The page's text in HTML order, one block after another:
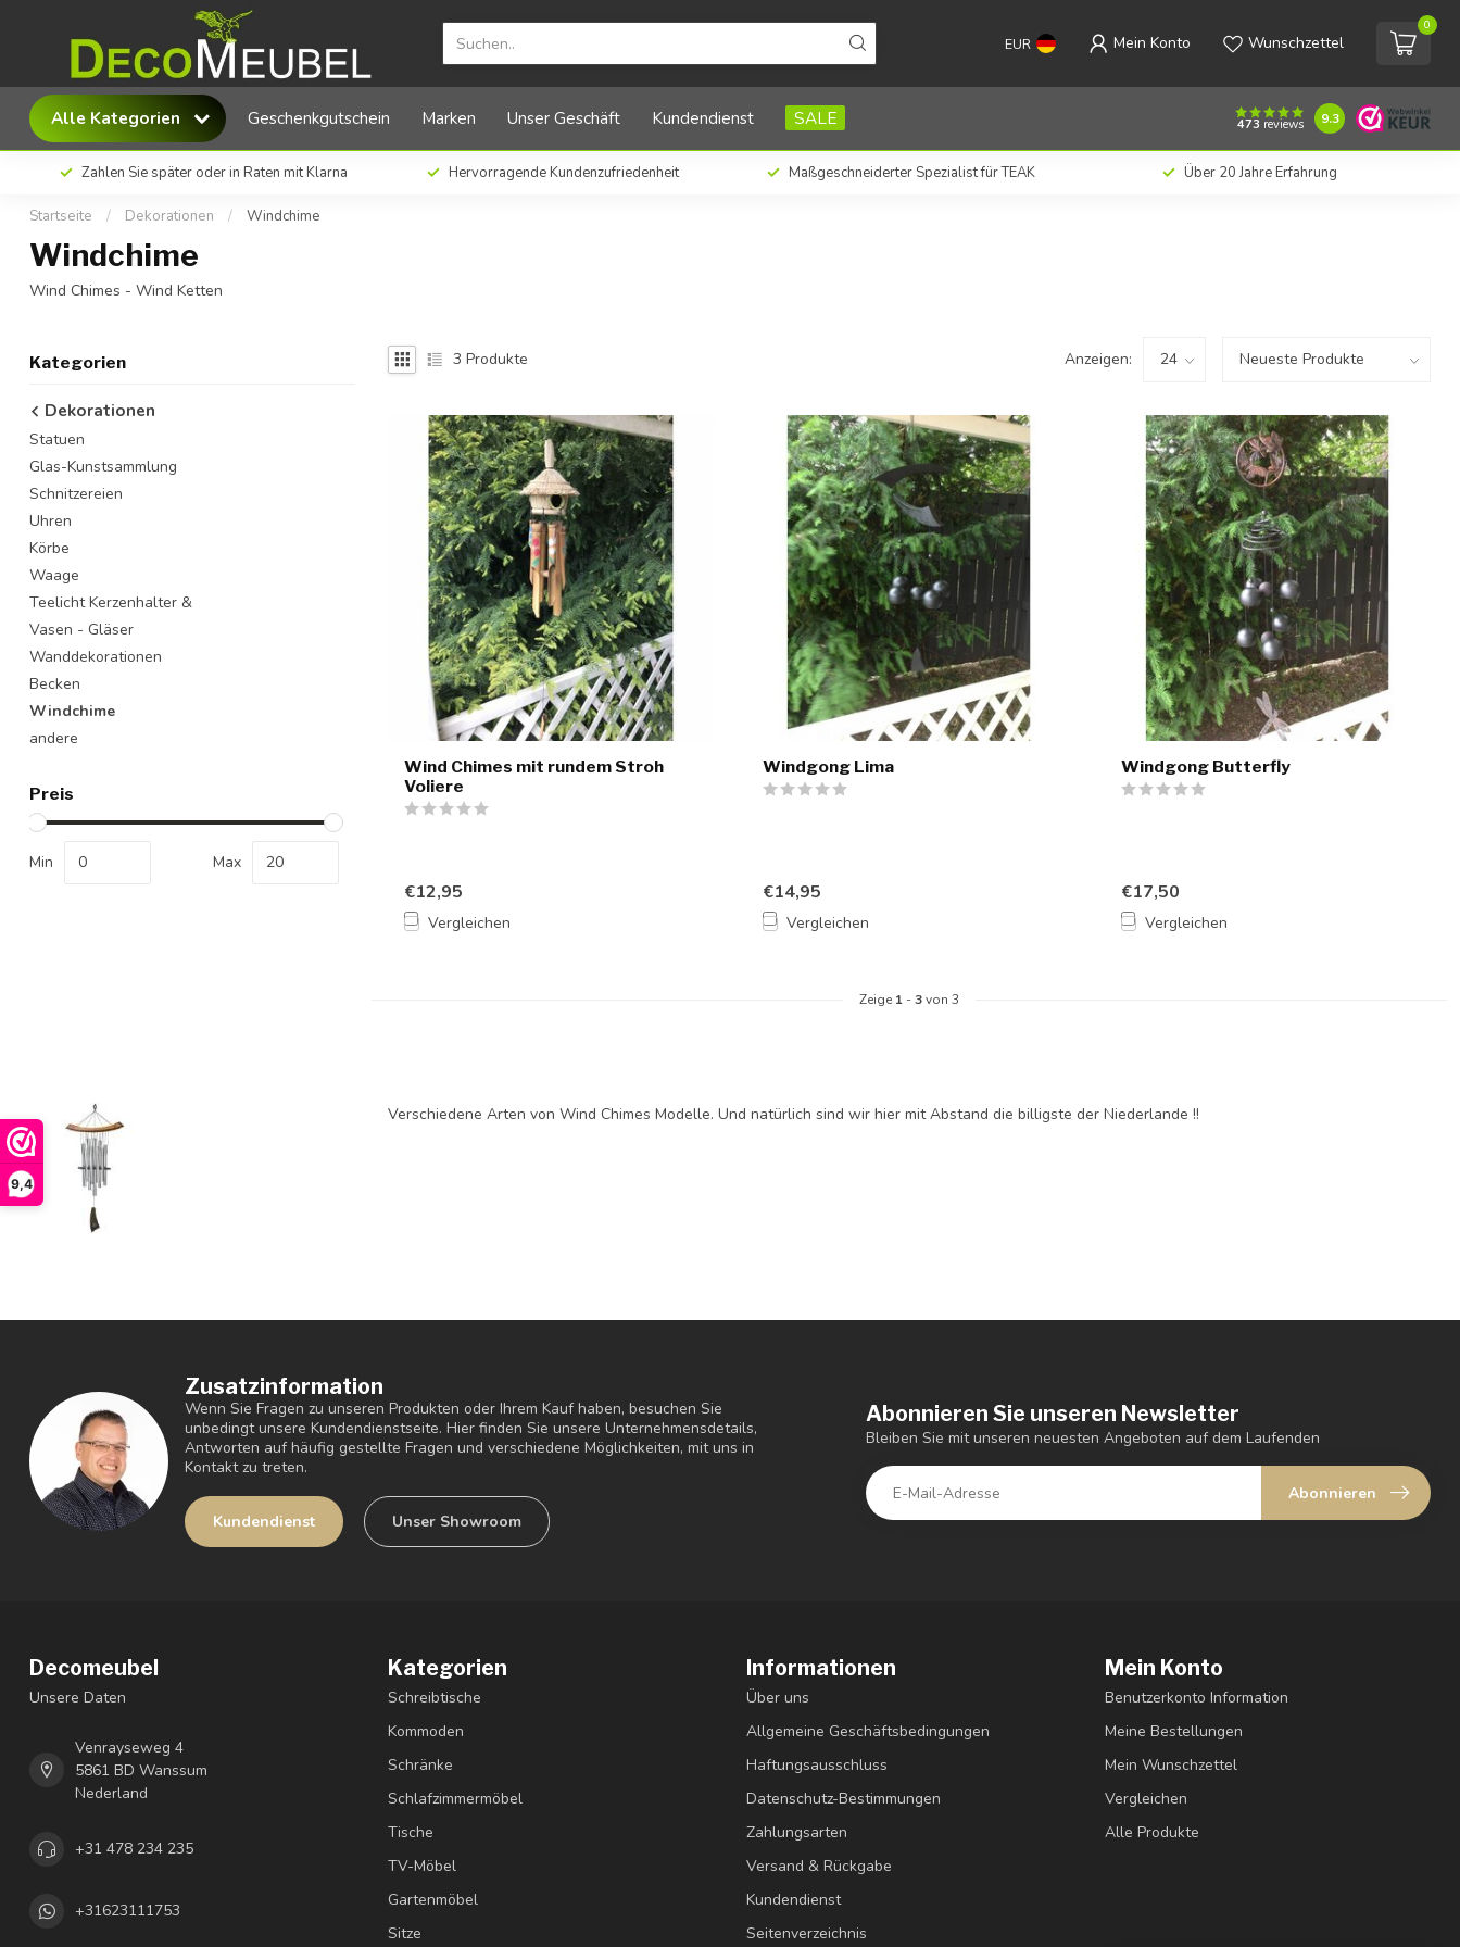
9,4
EUR Mein Konto Wunschzettel
0
Alle Kategorien Geschenkgutschein Marken Unser Geschäft Kundendienst SALE 473 reviews 9.3
Zahlen Sie später oder in Raten mit Klarna Hervorragende Kundenzufriedenheit Maßgeschneiderter Spezialist für TEAK Über 20 Jahre Erfahrung
Startseite / Dekorationen / Windchime
Windchime
Wind Chimes - Wind Ketten
Kategorien
Dekorationen
Statuen
Glas-Kunstsammlung
Schnitzereien
Uhren
Körbe
Waage
Teelicht Kerzenhalter &
Vasen - Gläser
Wanddekorationen
Becken
Windchime
andere
Preis
Min Max
3 Produkte Anzeigen:
Wind Chimes mit rundem Stroh
Voliere
€12,95
Vergleichen
Windgong Lima
€14,95
Vergleichen
Windgong Butterfly
€17,50
Vergleichen
Zeige 1 -3von 3
Verschiedene Arten von Wind Chimes Modelle. Und natürlich sind wir hier mit Abstand die billigste der Niederlande !!
Zusatzinformation
Wenn Sie Fragen zu unseren Produkten oder Ihrem Kauf haben, besuchen Sie
unbedingt unsere Kundendienstseite. Hier finden Sie unsere Unternehmensdetails,
Antworten auf häufig gestellte Fragen und verschiedene Möglichkeiten, mit uns in
Kontakt zu treten.
Kundendienst Unser Showroom
Abonnieren Sie unseren Newsletter
Bleiben Sie mit unseren neuesten Angeboten auf dem Laufenden
Abonnieren
Decomeubel
Unsere Daten
Venrayseweg 4
5861 BD Wanssum
Nederland
+31 478 234 235
+31623111753
Kategorien
Schreibtische
Kommoden
Schränke
Schlafzimmermöbel
Tische
TV-Möbel
Gartenmöbel
Sitze
Informationen
Über uns
Allgemeine Geschäftsbedingungen
Haftungsausschluss
Datenschutz-Bestimmungen
Zahlungsarten
Versand & Rückgabe
Kundendienst
Seitenverzeichnis
Mein Konto
Benutzerkonto Information
Meine Bestellungen
Mein Wunschzettel
Vergleichen
Alle Produkte